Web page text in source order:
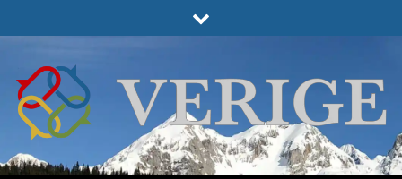
to
VERIGE
ODABRANO